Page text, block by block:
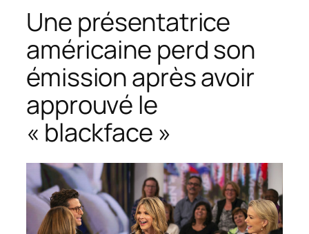
Une présentatrice
américaine perd son
émission après avoir
approuvé le
« blackface »